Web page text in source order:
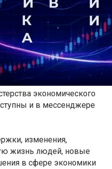
экономического
и в мессенджере
изменения,
жизнь людей, новые
в сфере экономики